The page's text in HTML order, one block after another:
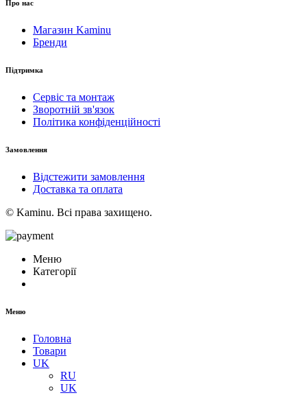
Про нас
Магазин Kaminu
Бренди
Підтримка
Сервіс та монтаж
Зворотній зв'язок
Політика конфіденційності
Замовлення
Відстежити замовлення
Доставка та оплата
© Kaminu. Всі права захищено.
Меню
Категорії
Меню
Головна
Товари
UK
RU
UK